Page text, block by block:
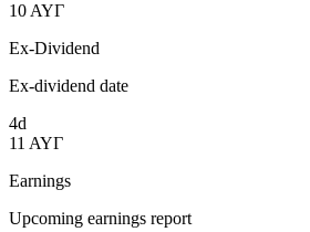
10 ΑΥΓ
Ex-Dividend
Ex-dividend date
4d
11 ΑΥΓ
Earnings
Upcoming earnings report